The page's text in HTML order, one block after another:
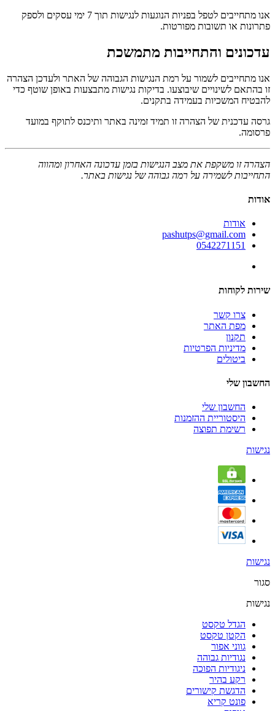
אנו מתחייבים לטפל בפניות הנוגעות לנגישות תוך 7 ימי עסקים ולספק
פתרונות או תשובות מפורטות.
עדכונים והתחייבות מתמשכת
אנו מתחייבים לשמור על רמת הנגישות הגבוהה של האתר ולעדכן הצהרה
זו בהתאם לשינויים שיבוצעו. בדיקות נגישות מתבצעות באופן שוטף כדי
להבטיח המשכיות בעמידה בתקנים.
גרסה עדכנית של הצהרה זו תמיד זמינה באתר ותיכנס לתוקף במועד
פרסומה.
הצהרה זו משקפת את מצב הנגישות בזמן עדכונה האחרון ומהווה
התחייבות לשמירה על רמה גבוהה של נגישות באתר.
אודות
אודות
pashutps@gmail.com
0542271151
שירות לקוחות
צרו קשר
מפת האתר
תקנון
מדיניות הפרטיות
ביטולים
החשבון שלי
החשבון שלי
היסטוריית ההזמנות
רשימת תפוצה
נגישות
נגישות
סגור
נגישות
הגדל טקסט
הקטן טקסט
גווני אפור
נגודיות גבוהה
ניגודיות הפוכה
רקע בהיר
הדגשת קישורים
פונט קריא